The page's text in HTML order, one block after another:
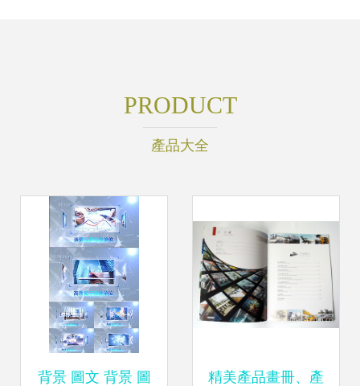
PRODUCT
產品大全
背景 圖文 背景 圖 精美產品畫冊、產